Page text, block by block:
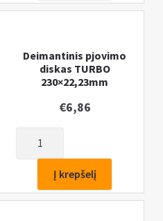
diskas
klinkeriui,
plytelėms
Deimantinis pjovimo
diskas TURBO
230×22,23mm
€6,86
Deimantinis
pjovimo
diskas
Į krepšelį